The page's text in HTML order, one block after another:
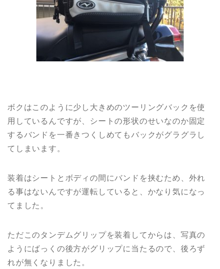
ボクはこのように少し大きめのツーリングバックを使
用しているんですが、シートの形状のせいなのか固定
するバンドを一番きつくしめてもバックがグラグラし
てしまいます。
装着はシートとボディの間にバンドを挟むため、外れ
る事はないんですが運転していると、かなり気になっ
てました。
ただこのタンデムグリップを装着してからは、写真の
ようにばっくの後方がグリップに当たるので、後ろず
れが無くなりました。